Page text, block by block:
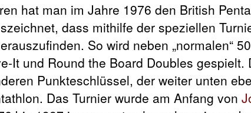
hat man im Jahre 1976 den British
dass mithilfe der speziellen
So wird neben „normalen“
It und Round the Board Doubles gespielt.
Punkteschlüssel, der weiter unten
Das Turnier wurde am Anfang von